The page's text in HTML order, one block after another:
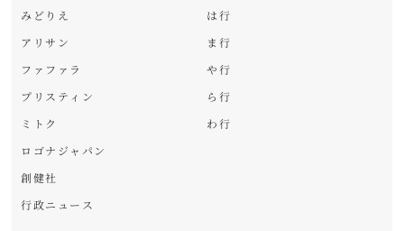
みどりえ
アリサン
ファファラ
プリスティン
ミトク
ロゴナジャパン
創健社
行政ニュース
は行
ま行
や行
ら行
わ行